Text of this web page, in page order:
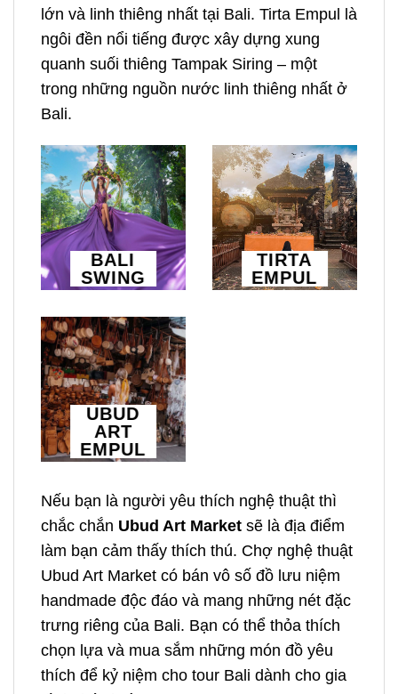
lớn và linh thiêng nhất tại Bali. Tirta Empul là
ngôi đền nổi tiếng được xây dựng xung
quanh suối thiêng Tampak Siring – một
trong những nguồn nước linh thiêng nhất ở
Bali.
BALI
SWING
TIRTA
EMPUL
UBUD
ART
EMPUL
Nếu bạn là người yêu thích nghệ thuật thì
chắc chắn Ubud Art Market sẽ là địa điểm
làm bạn cảm thấy thích thú. Chợ nghệ thuật
Ubud Art Market có bán vô số đồ lưu niệm
handmade độc đáo và mang những nét đặc
trưng riêng của Bali. Bạn có thể thỏa thích
chọn lựa và mua sắm những món đồ yêu
thích để kỷ niệm cho tour Bali dành cho gia